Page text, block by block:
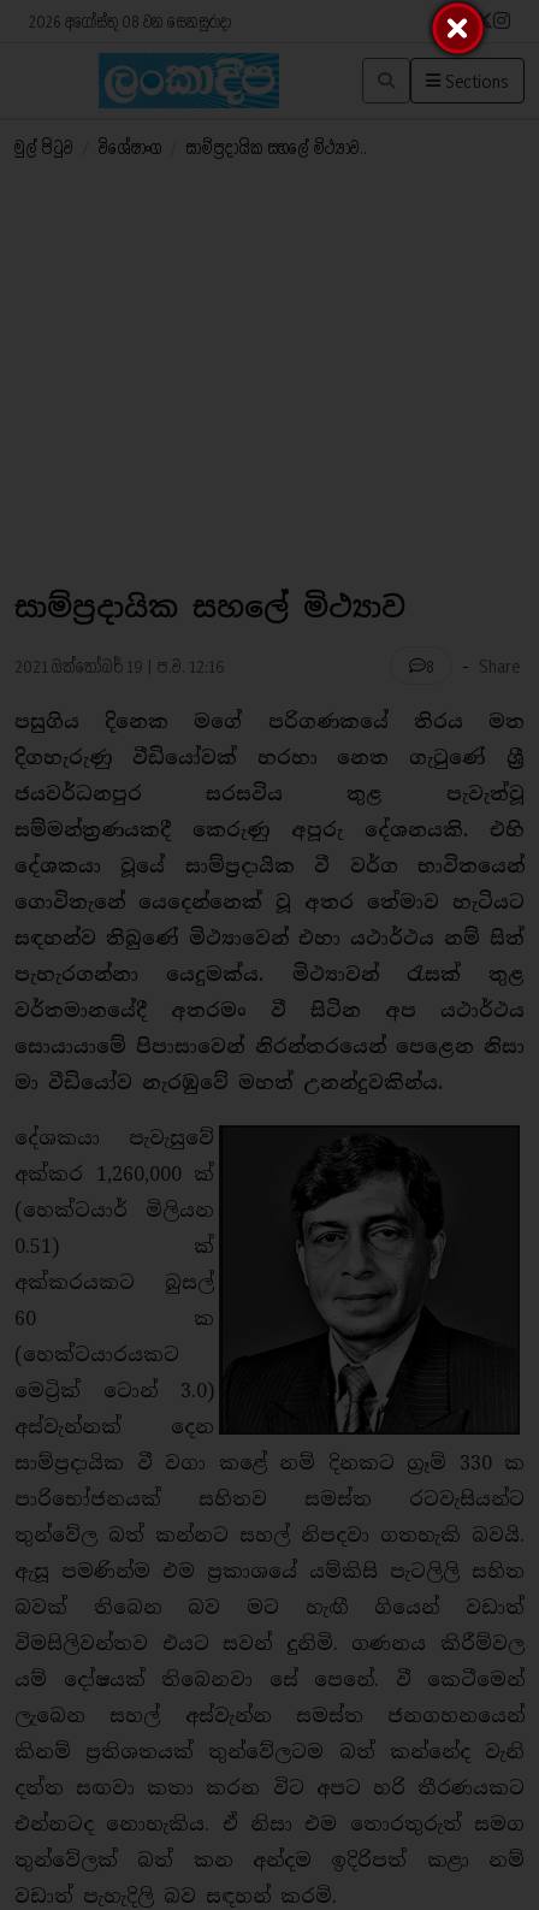
2026 අගෝස්තු 08 වන සෙනසුරාදා
Sections
මුල් පිටුව විශේෂාංග සාම්ප්‍රදායික සහලේ මිථ්‍යාව..
සාම්ප්‍රදායික සහලේ මිථ්‍යාව
2021 ඔක්තෝබර් 19 | ප.ව. 12:16 8 - Share
පසුගිය දිනෙක මගේ පරිගණකයේ තිරය මත
දිගහැරුණු වීඩියෝවක් හරහා නෙත ගැටුණේ ශ්‍රී
ජයවර්ධනපුර සරසවිය තුළ පැවැත්වූ
සම්මන්ත්‍රණයකදී කෙරුණු අපූරු දේශනයකි. එහි
දේශකයා වූයේ සාම්ප්‍රදායික වී වර්ග භාවිතයෙන්
ගොවිතැනේ යෙදෙන්නෙක් වූ අතර තේමාව හැටියට
සඳහන්ව තිබුණේ මිථ්‍යාවෙන් එහා යථාර්ථය නම් සිත්
පැහැරගන්නා යෙදුමක්ය. මිථ්‍යාවන් රැසක් තුළ
වර්තමානයේදී අතරමං වී සිටින අප යථාර්ථය
සොයායාමේ පිපාසාවෙන් නිරන්තරයෙන් පෙළෙන නිසා
මා වීඩියෝව නැරඹුවේ මහත් උනන්දුවකින්ය.
දේශකයා පැවැසුවේ
අක්කර 1,260,000 ක්
(හෙක්ටයාර් මිලියන
0.51) ක්
අක්කරයකට බුසල්
60 ක
(හෙක්ටයාරයකට
මෙට්‍රික් ටොන් 3.0)
අස්වැන්නක් දෙන
සාම්ප්‍රදායික වී වගා කළේ නම් දිනකට ග්‍රෑම් 330 ක
පාරිභෝජනයක් සහිතව සමස්ත රටවැසියන්ට
තුන්වේල බත් කන්නට සහල් නිපදවා ගතහැකි බවයි.
ඇසූ පමණින්ම එම ප්‍රකාශයේ යම්කිසි පැටලිලි සහිත
බවක් තිබෙන බව මට හැඟී ගියෙන් වඩාත්
විමසිලිවන්තව එයට සවන් දුනිමි. ගණනය කිරීම්වල
යම් දෝෂයක් තිබෙනවා සේ පෙනේ. වී කෙටීමෙන්
ලැබෙන සහල් අස්වැන්න සමස්ත ජනගහනයෙන්
කිනම් ප්‍රතිශතයක් තුන්වේලටම බත් කන්නේද වැනි
දත්ත සඟවා කතා කරන විට අපට හරි තීරණයකට
එන්නටද නොහැකිය. ඒ නිසා එම තොරතුරුත් සමග
තුන්වේලක් බත් කන අන්දම ඉදිරිපත් කළා නම්
වඩාත් පැහැදිලි බව සඳහන් කරමි.